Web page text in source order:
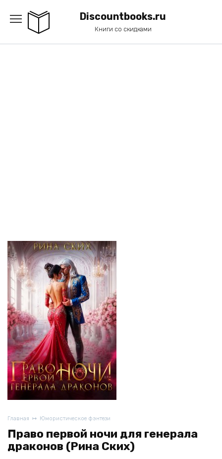
содержанию
Discountbooks.ru
Книги со скидками
Главная Юмористическое фэнтези
Право первой ночи для генерала
драконов (Рина Ских)